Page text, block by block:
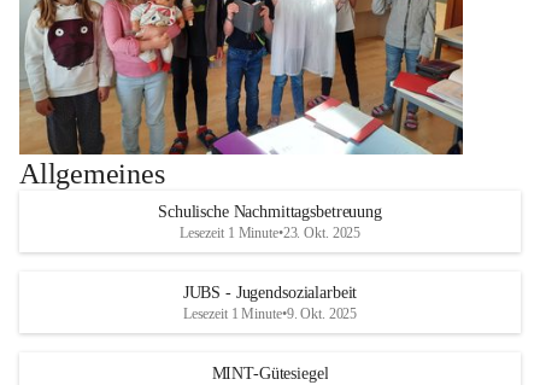
Allgemeines
Schulische Nachmittagsbetreuung
Lesezeit 1 Minute•23. Okt. 2025
JUBS - Jugendsozialarbeit
Lesezeit 1 Minute•9. Okt. 2025
MINT-Gütesiegel